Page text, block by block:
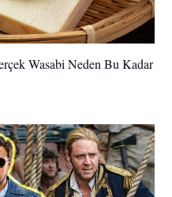
Wasabi Neden Bu Kadar